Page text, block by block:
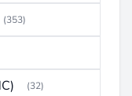
(353)
(32)